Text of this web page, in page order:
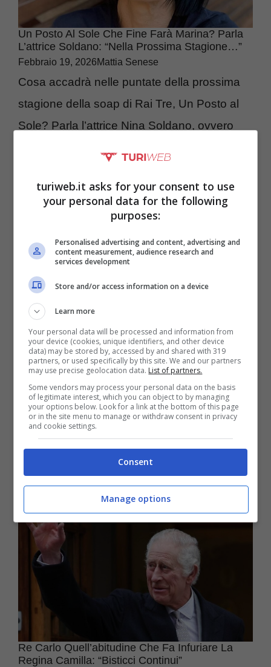
Un Posto Al Sole Che Fine Farà Marina? Parla
L’attrice Soldano: “Nella Prossima Stagione…”
Febbraio 19, 2026Mattia Senese
Cosa accadrà nelle puntate della prossima
stagione della soap di Rai Tre, Un Posto al
Sole? Parla l’attrice Nina Soldano, ovvero
Temptation Island Mediaset Anticipa La Nuova
Edizione, Presto In Onda: “Ci Saranno Tante
Novità”
Febbraio 13, 2026Alessandro Fabiani
Sono previste tante novità per la nuova
edizione del reality di Canale 5 Temptation
Island: Mediaset ha deciso di anticiparla.
Settembre si avvicina ...
Re Carlo Quell’abitudine Che Fa Infuriare La
Regina Camilla: “Bisticci Continui”
turiweb.it asks for your consent to use
your personal data for the following
purposes:
Personalised advertising and content, advertising and
content measurement, audience research and
services development
Store and/or access information on a device
Learn more
Your personal data will be processed and information from
your device (cookies, unique identifiers, and other device
data) may be stored by, accessed by and shared with 319
partners, or used specifically by this site. We and our partners
may use precise geolocation data. List of partners.
Some vendors may process your personal data on the basis
of legitimate interest, which you can object to by managing
your options below. Look for a link at the bottom of this page
or in the site menu to manage or withdraw consent in privacy
and cookie settings.
Consent
Manage options